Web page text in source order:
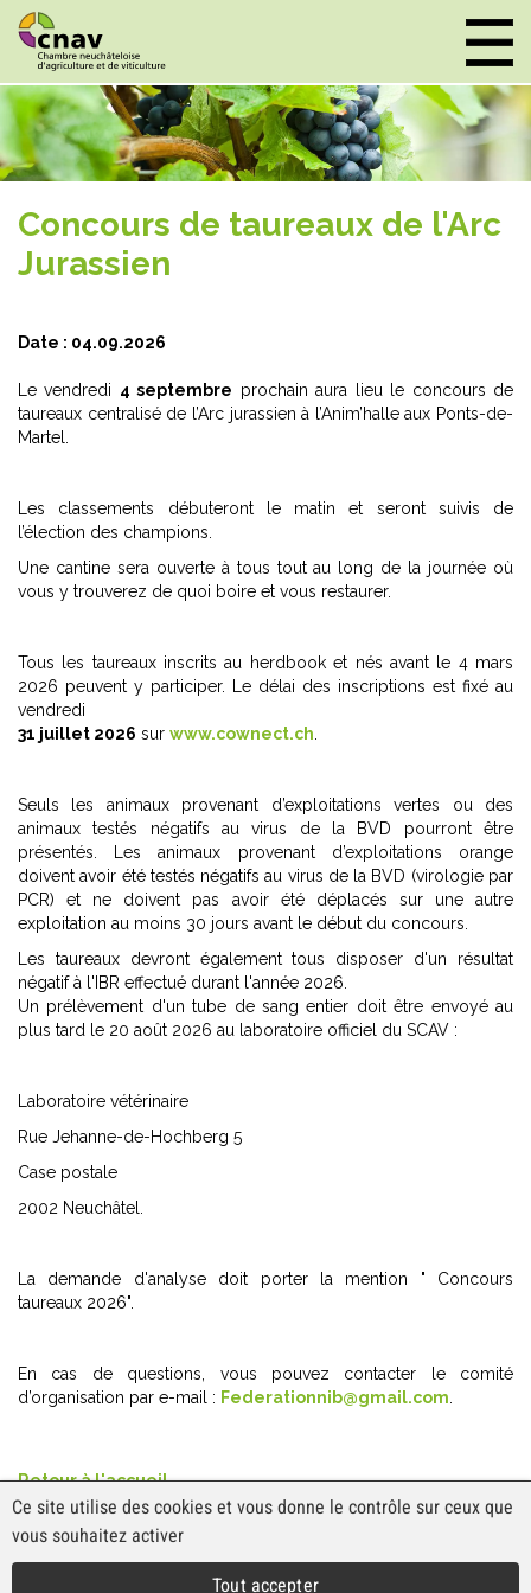
Concours de taureaux de l'Arc
Jurassien
Date : 04.09.2026
Le vendredi 4 septembre prochain aura lieu le concours de
taureaux centralisé de l’Arc jurassien à l’Anim’halle aux Ponts-de-
Martel.
Les classements débuteront le matin et seront suivis de
l’élection des champions.
Une cantine sera ouverte à tous tout au long de la journée où
vous y trouverez de quoi boire et vous restaurer.
Tous les taureaux inscrits au herdbook et nés avant le 4 mars
2026 peuvent y participer. Le délai des inscriptions est fixé au
vendredi
31 juillet 2026 sur www.cownect.ch
Seuls les animaux provenant d’exploitations vertes ou des
animaux testés négatifs au virus de la BVD pourront être
présentés. Les animaux provenant d’exploitations orange
doivent avoir été testés négatifs au virus de la BVD (virologie par
PCR) et ne doivent pas avoir été déplacés sur une autre
exploitation au moins 30 jours avant le début du concours.
Les taureaux devront également tous disposer d'un résultat
négatif à l'IBR effectué durant l'année 2026.
Un prélèvement d'un tube de sang entier doit être envoyé au
plus tard le 20 août 2026 au laboratoire officiel du SCAV :
Laboratoire vétérinaire
Rue Jehanne-de-Hochberg 5
Case postale
2002 Neuchâtel.
La demande d'analyse doit porter la mention " Concours
taureaux 2026".
En cas de questions, vous pouvez contacter le comité
d’organisation par e-mail : Federationnib@gmail.com
Retour à l'accueil
CNAV
Panneau de gestion des cookies
Ce site utilise des cookies et vous donne le contrôle sur ceux que
vous souhaitez activer
Tout accepter